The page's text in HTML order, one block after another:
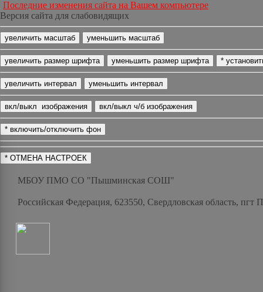
Последние изменения сайта на Вашем компьютере
Версия сайта для слабовидящих
МБОУ ПМО СО "Пышминская СОШ"
Российская Федерация, 623550, Свердловская область,